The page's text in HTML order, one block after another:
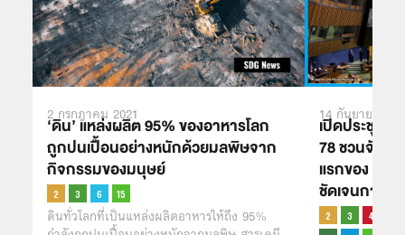
2 กรกฎาคม 2021
‘ดิน’ แหล่งผลิต 95% ของอาหารโลก
ถูกปนเปื้อนอย่างหนักด้วยมลพิษจาก
กิจกรรมของมนุษย์
ดินทั่วโลกที่เป็นแหล่งผลิตอาหารให้ถึง 95%
14 กันยายน
เปิดประชุมส
78 ชวนจับต
แรกของ
ชัดเจนการแ